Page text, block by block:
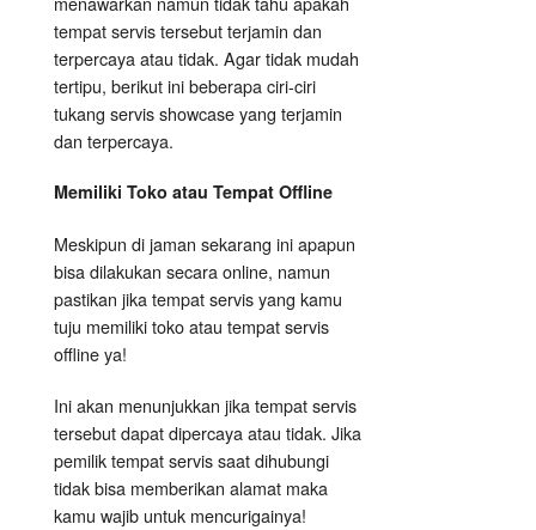
tempat servis tersebut terjamin dan
terpercaya atau tidak. Agar tidak mudah
tertipu, berikut ini beberapa ciri-ciri
tukang servis showcase yang terjamin
dan terpercaya.
Memiliki Toko atau Tempat Offline
Meskipun di jaman sekarang ini apapun
bisa dilakukan secara online, namun
pastikan jika tempat servis yang kamu
tuju memiliki toko atau tempat servis
offline ya!
Ini akan menunjukkan jika tempat servis
tersebut dapat dipercaya atau tidak. Jika
pemilik tempat servis saat dihubungi
tidak bisa memberikan alamat maka
kamu wajib untuk mencurigainya!